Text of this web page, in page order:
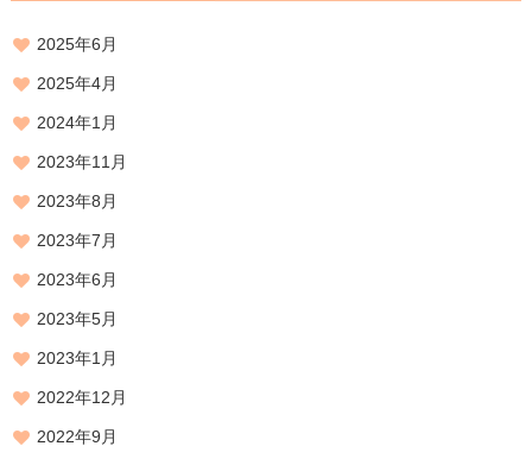
2025年6月
2025年4月
2024年1月
2023年11月
2023年8月
2023年7月
2023年6月
2023年5月
2023年1月
2022年12月
2022年9月